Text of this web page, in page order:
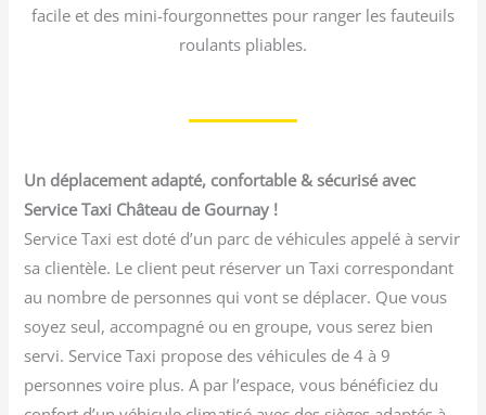
facile et des mini-fourgonnettes pour ranger les fauteuils
roulants pliables.
Un déplacement adapté, confortable & sécurisé avec
Service Taxi Château de Gournay !
Service Taxi est doté d’un parc de véhicules appelé à servir
sa clientèle. Le client peut réserver un Taxi correspondant
au nombre de personnes qui vont se déplacer. Que vous
soyez seul, accompagné ou en groupe, vous serez bien
servi. Service Taxi propose des véhicules de 4 à 9
personnes voire plus. A par l’espace, vous bénéficiez du